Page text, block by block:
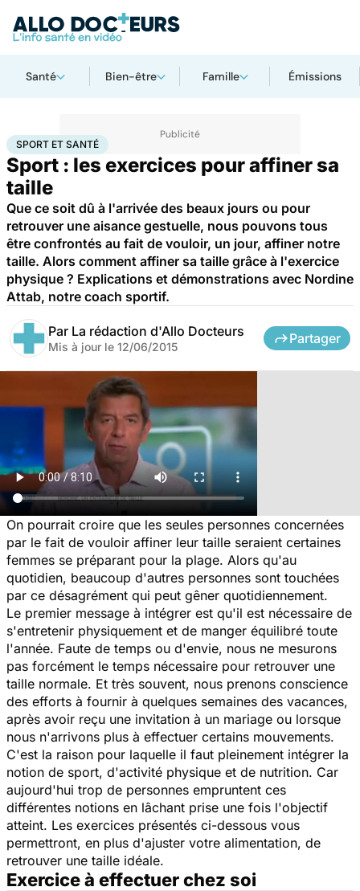
Santé Bien-être Famille Émissions
AccueilBien-êtreSport santé Sport et santé
SPORT ET SANTÉ
Sport : les exercices pour affiner sa
taille
Que ce soit dû à l'arrivée des beaux jours ou pour
retrouver une aisance gestuelle, nous pouvons tous
être confrontés au fait de vouloir, un jour, affiner notre
taille. Alors comment affiner sa taille grâce à l'exercice
physique ? Explications et démonstrations avec Nordine
Attab, notre coach sportif.
Par La rédaction d'Allo Docteurs
Mis à jour le 12/06/2015
Partager
On pourrait croire que les seules personnes concernées
par le fait de vouloir affiner leur taille seraient certaines
femmes se préparant pour la plage. Alors qu'au
quotidien, beaucoup d'autres personnes sont touchées
par ce désagrément qui peut gêner quotidiennement.
Le premier message à intégrer est qu'il est nécessaire de
s'entretenir physiquement et de manger équilibré toute
l'année. Faute de temps ou d'envie, nous ne mesurons
pas forcément le temps nécessaire pour retrouver une
taille normale. Et très souvent, nous prenons conscience
des efforts à fournir à quelques semaines des vacances,
après avoir reçu une invitation à un mariage ou lorsque
nous n'arrivons plus à effectuer certains mouvements.
C'est la raison pour laquelle il faut pleinement intégrer la
notion de sport, d'activité physique et de nutrition. Car
aujourd'hui trop de personnes empruntent ces
différentes notions en lâchant prise une fois l'objectif
atteint. Les exercices présentés ci-dessous vous
permettront, en plus d'ajuster votre alimentation, de
retrouver une taille idéale.
Exercice à effectuer chez soi